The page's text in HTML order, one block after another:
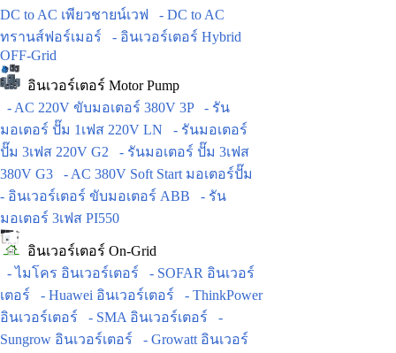
DC to AC เพียวชายน์เวฟ
- DC to AC
ทรานส์ฟอร์เมอร์
- อินเวอร์เตอร์ Hybrid
OFF-Grid
อินเวอร์เตอร์ Motor Pump
- AC 220V ขับมอเตอร์ 380V 3P
- รัน
มอเตอร์ ปั๊ม 1เฟส 220V LN
- รันมอเตอร์
ปั๊ม 3เฟส 220V G2
- รันมอเตอร์ ปั๊ม 3เฟส
380V G3
- AC 380V Soft Start มอเตอร์ปั๊ม
- อินเวอร์เตอร์ ขับมอเตอร์ ABB
- รัน
มอเตอร์ 3เฟส PI550
อินเวอร์เตอร์ On-Grid
- ไมโคร อินเวอร์เตอร์
- SOFAR อินเวอร์
เตอร์
- Huawei อินเวอร์เตอร์
- ThinkPower
อินเวอร์เตอร์
- SMA อินเวอร์เตอร์
-
Sungrow อินเวอร์เตอร์
- Growatt อินเวอร์